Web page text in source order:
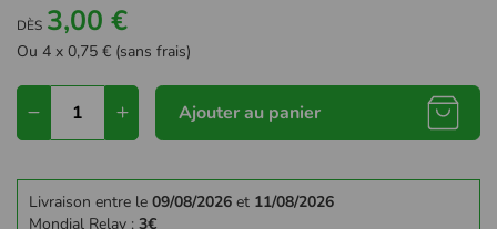
DÈS 3,00 €
Ou 4 x 0,75 € (sans frais)
Ajouter au panier
Livraison entre le 09/08/2026 et 11/08/2026
Mondial Relay : 3€